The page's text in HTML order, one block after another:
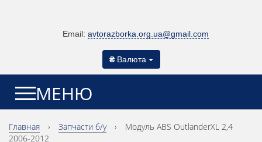
Email: avtorazborka.org.ua@gmail.com
₴ Валюта
МЕНЮ
Главная › Запчасти б/у ›
Модуль ABS OutlanderXL 2,4
2006-2012